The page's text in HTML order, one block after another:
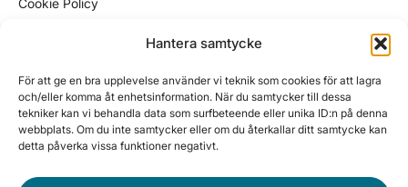
Hantera samtycke
För att ge en bra upplevelse använder vi teknik som cookies för att lagra
och/eller komma åt enhetsinformation. När du samtycker till dessa
tekniker kan vi behandla data som surfbeteende eller unika ID:n på denna
webbplats. Om du inte samtycker eller om du återkallar ditt samtycke kan
detta påverka vissa funktioner negativt.
Cookie Policy
support@wikinggruppen.se
ekonomi@wikinggruppen.se
sales@wikinggruppen.se
Tel. 0650 – 757 59